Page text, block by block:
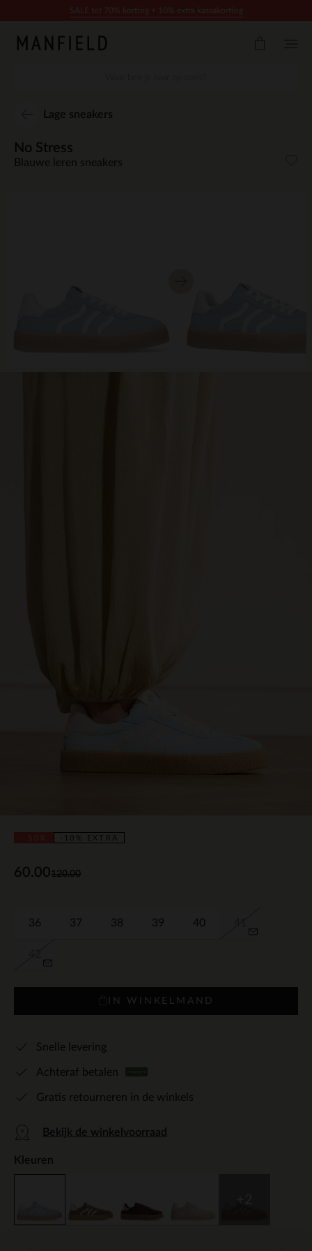
Lage sneakers
-10% EXTRA
No Stress
Blauwe leren sneakers
120.00
60.00
36 37 38 39 40
IN WINKELMAND
Snelle levering
Achteraf betalen
Gratis retourneren in de winkels
Bekijk de winkelvoorraad
Kleuren
+2